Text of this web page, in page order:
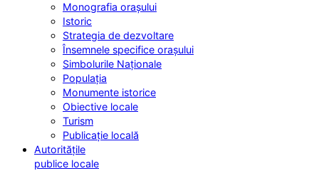
Monografia orașului
Istoric
Strategia de dezvoltare
Însemnele specifice orașului
Simbolurile Naționale
Populația
Monumente istorice
Obiective locale
Turism
Publicație locală
Autoritățile
publice locale